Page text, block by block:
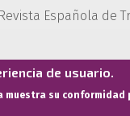
Revista Española de
de usuario.
su conformidad